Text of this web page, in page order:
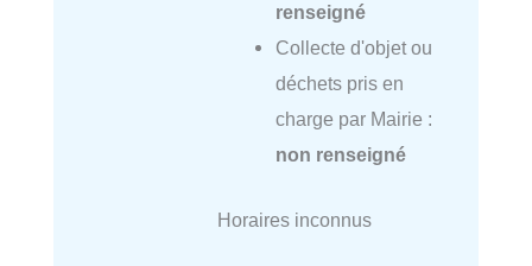
renseigné
Collecte d'objet ou
déchets pris en
charge par Mairie :
non renseigné
Horaires inconnus